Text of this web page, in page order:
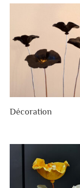
Décoration